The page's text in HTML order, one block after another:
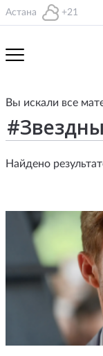
Астана +21
Вы искали все
Найдено